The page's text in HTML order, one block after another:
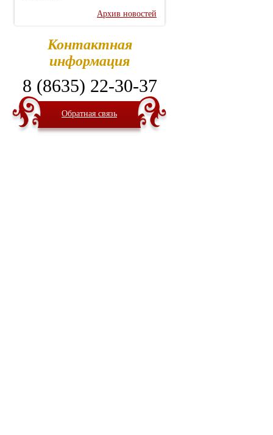
Архив новостей
Контактная
информация
8 (8635) 22-30-37
Обратная связь